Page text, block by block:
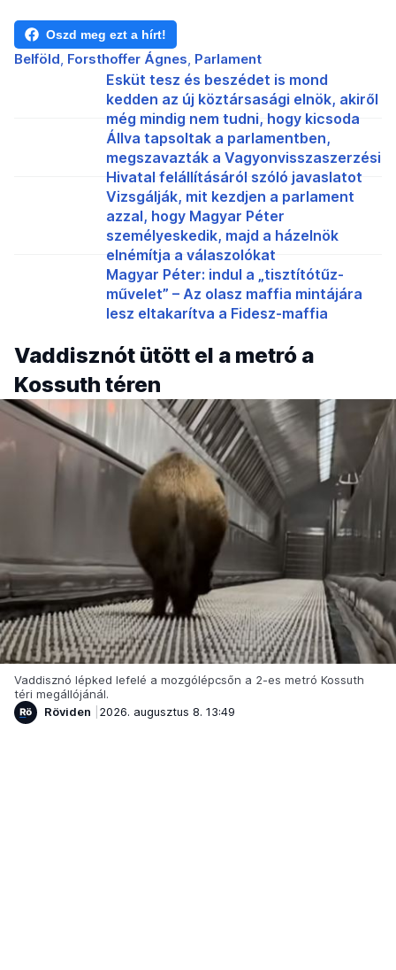
Oszd meg ezt a hírt!
Belföld Forsthoffer Ágnes Parlament
Esküt tesz és beszédet is mond
kedden az új köztársasági elnök, akiről
még mindig nem tudni, hogy kicsoda
Állva tapsoltak a parlamentben,
megszavazták a Vagyonvisszaszerzési
Hivatal felállításáról szóló javaslatot
Vizsgálják, mit kezdjen a parlament
azzal, hogy Magyar Péter
személyeskedik, majd a házelnök
elnémítja a válaszolókat
Magyar Péter: indul a „tisztítótűz-
művelet” – Az olasz maffia mintájára
lesz eltakarítva a Fidesz-maffia
Vaddisznót ütött el a metró a
Kossuth téren
Vaddisznó lépked lefelé a mozgólépcsőn a 2-es metró Kossuth
téri megállójánál.
Röviden
2026. augusztus 8. 13:49